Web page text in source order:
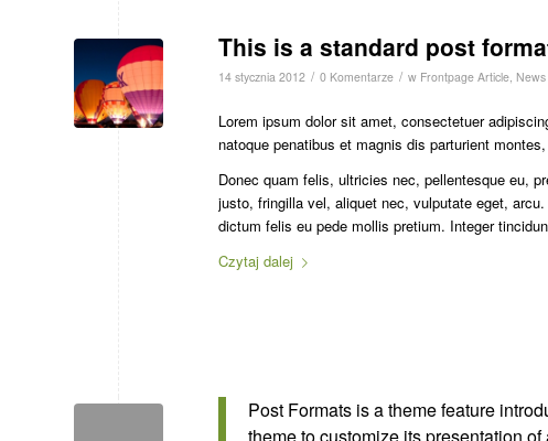
This is a standard post
14 stycznia 2012 / 0 Komentarze / w Frontpage Article, News
Lorem ipsum dolor sit amet, consectetuer
natoque penatibus et magnis dis parturient
Donec quam felis, ultricies nec, pellentesque eu,
justo, fringilla vel, aliquet nec, vulputate eget,
dictum felis eu pede mollis pretium. Integer
Czytaj dalej
Post Formats is a theme feature